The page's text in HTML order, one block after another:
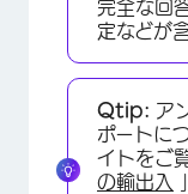
完全な回
定などが
Qtip: ア
ポートに
イトをご
の輸出入